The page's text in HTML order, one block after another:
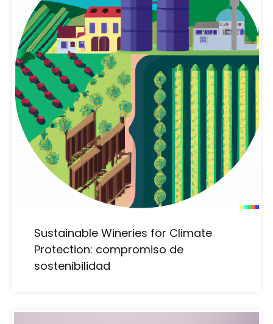
Sustainable Wineries for Climate
Protection: compromiso de
sostenibilidad